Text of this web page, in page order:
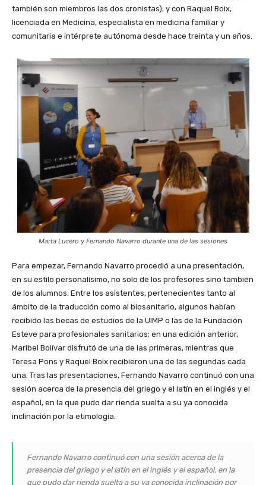
también son miembros las dos cronistas); y con Raquel Boix,
licenciada en Medicina, especialista en medicina familiar y
comunitaria e intérprete autónoma desde hace treinta y un años.
Marta Lucero y Fernando Navarro durante una de las sesiones
Para empezar, Fernando Navarro procedió a una presentación,
en su estilo personalísimo, no solo de los profesores sino también
de los alumnos. Entre los asistentes, pertenecientes tanto al
ámbito de la traducción como al biosanitario, algunos habían
recibido las becas de estudios de la UIMP o las de la Fundación
Esteve para profesionales sanitarios; en una edición anterior,
Maribel Bolívar disfrutó de una de las primeras, mientras que
Teresa Pons y Raquel Boix recibieron una de las segundas cada
una. Tras las presentaciones, Fernando Navarro continuó con una
sesión acerca de la presencia del griego y el latín en el inglés y el
español, en la que pudo dar rienda suelta a su ya conocida
inclinación por la etimología.
Fernando Navarro continuó con una sesión acerca de la
presencia del griego y el latín en el inglés y el español, en la
que pudo dar rienda suelta a su ya conocida inclinación por